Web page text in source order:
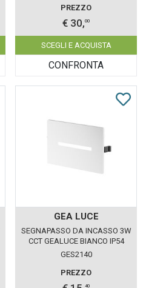
PREZZO
€ 30,00
SCEGLI E ACQUISTA
CONFRONTA
GEA LUCE
SEGNAPASSO DA INCASSO 3W
CCT GEALUCE BIANCO IP54
GES2140
PREZZO
40